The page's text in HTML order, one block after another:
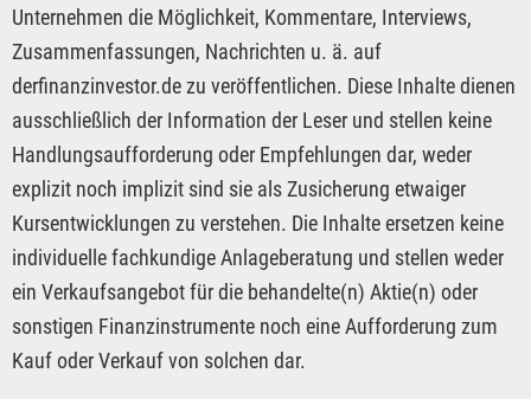
Unternehmen die Möglichkeit, Kommentare, Interviews,
Zusammenfassungen, Nachrichten u. ä. auf
derfinanzinvestor.de zu veröffentlichen. Diese Inhalte dienen
ausschließlich der Information der Leser und stellen keine
Handlungsaufforderung oder Empfehlungen dar, weder
explizit noch implizit sind sie als Zusicherung etwaiger
Kursentwicklungen zu verstehen. Die Inhalte ersetzen keine
individuelle fachkundige Anlageberatung und stellen weder
ein Verkaufsangebot für die behandelte(n) Aktie(n) oder
sonstigen Finanzinstrumente noch eine Aufforderung zum
Kauf oder Verkauf von solchen dar.